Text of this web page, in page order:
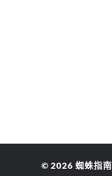
© 2026 蜘蛛指南